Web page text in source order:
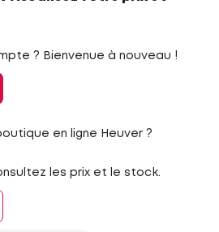
? Bienvenue à nouveau !
en ligne Heuver ?
les prix et le stock.